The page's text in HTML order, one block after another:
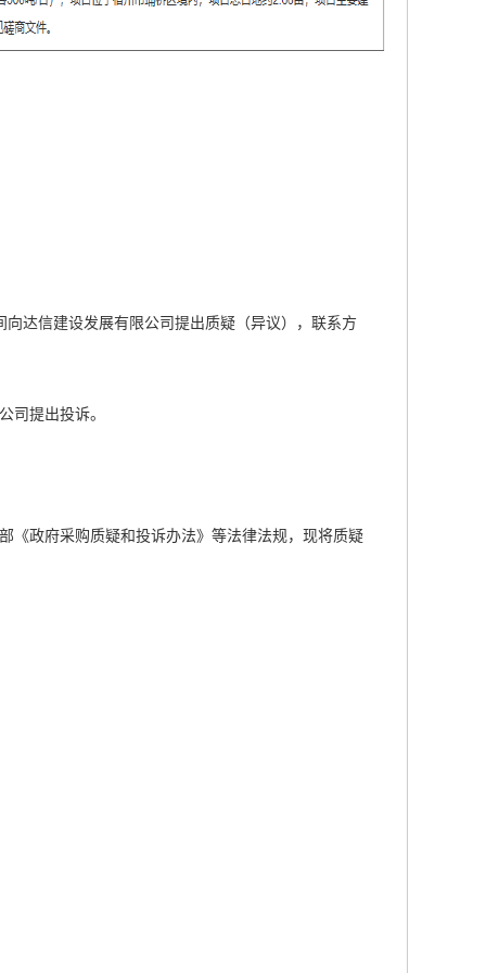
达信建设发展有限公司提出质疑（异议），联系方
司提出投诉。
《政府采购质疑和投诉办法》等法律法规，现将质疑